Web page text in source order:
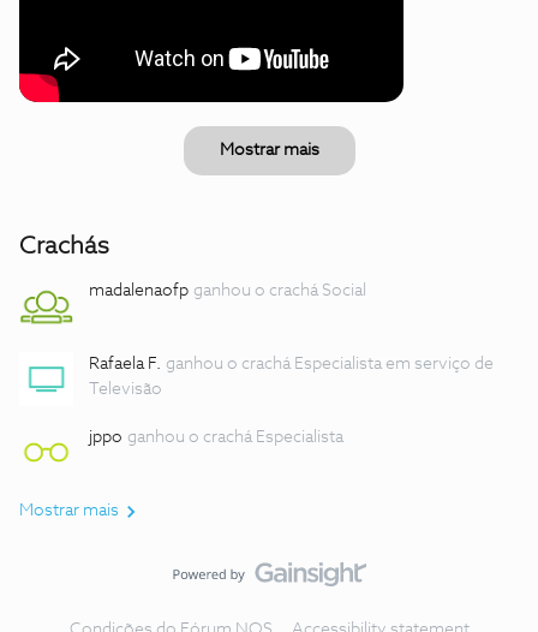
Mostrar mais
Crachás
madalenaofp ganhou o crachá Social
Rafaela F. ganhou o crachá Especialista em serviço de
Televisão
jppo ganhou o crachá Especialista
Mostrar mais